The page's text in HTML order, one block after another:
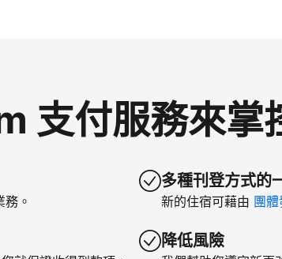
支付服務來掌
。
多種刊登方式的
新的住宿可藉由 團
降低風險